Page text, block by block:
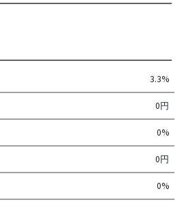
3.3%
0円
0%
0円
0%